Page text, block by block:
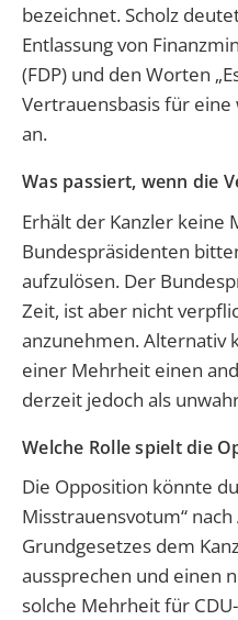
bezeichnet. Scholz
Entlassung von
(FDP) und den Worten
Vertrauensbasis für
an.
Was passiert, wenn die
Erhält der Kanzler keine
Bundespräsidenten
aufzulösen. Der
Zeit, ist aber nicht
anzunehmen. Alternativ
einer Mehrheit einen
derzeit jedoch als
Welche Rolle spielt die
Die Opposition könnte
Misstrauensvotum“
Grundgesetzes dem
aussprechen und einen
solche Mehrheit für